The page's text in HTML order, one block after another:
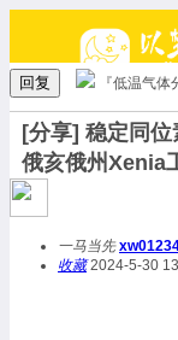
回复 『低温气体
[分享] 稳定同
俄亥俄州Xenia
一马当先
收藏2024-5-30